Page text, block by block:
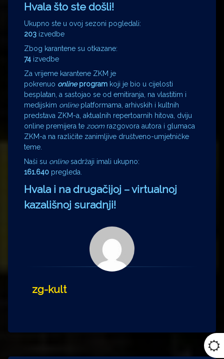
Hvala što ste došli!
Ukupno ste u ovoj sezoni pogledali:
203 izvedbe
Zbog karantene su otkazane:
74 izvedbe
Za vrijeme karantene ZKM je
pokrenuo onlineprogram koji je bio u cijelosti
besplatan, a sastojao se od emitiranja, na vlastitim i
medijskim onlineplatformama, arhivskih i kultnih
predstava ZKM-a, aktualnih repertoarnih hitova, dviju
online premijera te zoomrazgovora autora i glumaca
ZKM-a na različite zanimljive društveno-umjetničke
teme.
Naši su onlinesadržaji imali ukupno:
161.640 pregleda.
Hvala i na drugačijoj – virtualnoj
kazališnoj suradnji!
zg-kult